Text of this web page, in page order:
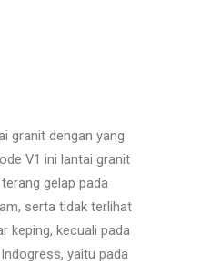
granit dengan yang
V1 ini lantai granit
gelap pada
serta tidak terlihat
keping, kecuali pada
yaitu pada